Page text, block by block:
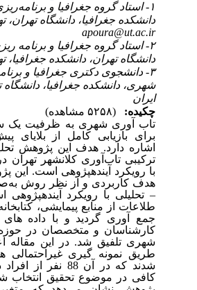
۱- استاد گروه جغرافیا و
دانشکده جغرافیا، دانشگاه تهران،
apoura@ut.ac.ir
۲- استاد گروه جغرافیا و برنامه
دانشگاه تهران، دانشکده جغرافیا،
۳- دانشجوی دکتری جغرافیا و
شهری، دانشکده جغرافیا، دانشگاه
ایران
چکیده:
(۵۲۵۸ مشاهده)
تاب آوری شهری به ظرفیت یک
برای بازیابی کامل از بلایای
اشاره دارد. هدف این پژوهش
ترکیبی تاب‌آوری کلان­شهر تهران
با رویکرد آینده­پژوهی است. این
هدف کاربردی و از نظر روش
– تحلیلی با رویکرد آینده­پژوهی
طلاعات از منابع پیمایشی،
جمع آوری گردید و با داده
کارشناسان و متخصصان در حوزه
شهری تلفیق شد. در این مقاله
طریق نمونه گیری غیراحتمالی
شدند که در آن 88
کافی در موضوع تحقیق انتخاب